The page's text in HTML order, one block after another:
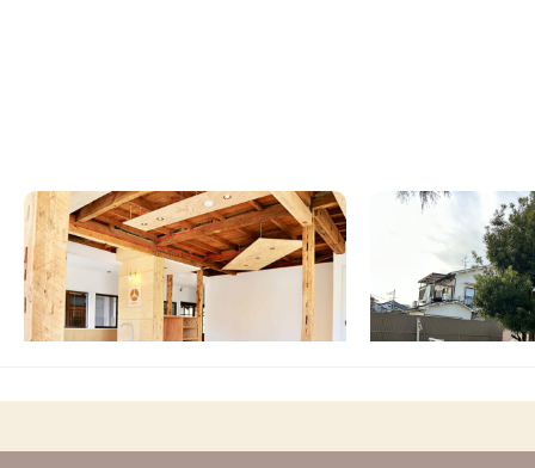
京都伏見A邸
京都府 戸建て
【駅徒歩2分】歴史と水と酒の街にある元学
生寮の家
この家からの距離 12km
門真A邸
シェアハウス
【大和田駅徒歩6分
り時間も交流も楽し
この家からの距離 14km